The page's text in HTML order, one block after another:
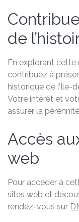
de
En explorant
contribuez à
historique de l’Île-
Votre intérêt et
assurer la
Accès
web
Pour accéder à
sites web et
rendez-vous sur